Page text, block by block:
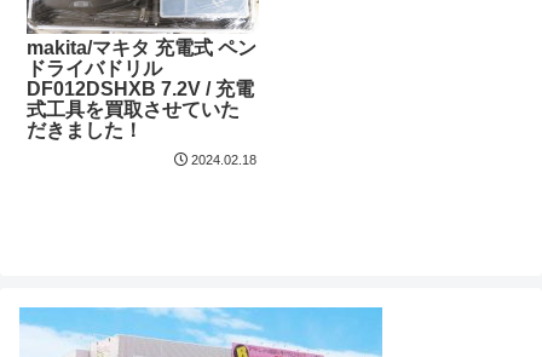
makita/マキタ 充電式 ペン
ドライバドリル
DF012DSHXB 7.2V / 充電
式工具を買取させていた
だきました！
2024.02.18